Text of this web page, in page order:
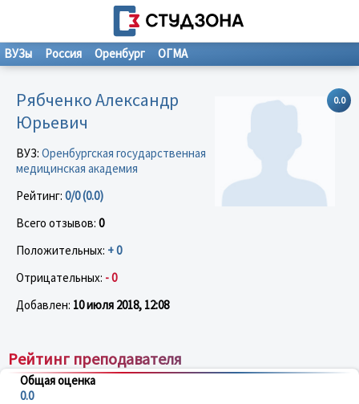
ВУЗы Россия Оренбург ОГМА
0.0
Рябченко Александр
Юрьевич
ВУЗ: Оренбургская государственная
медицинская академия
Рейтинг: 0/0 (0.0)
Всего отзывов: 0
Положительных: + 0
Отрицательных: - 0
Добавлен: 10 июля 2018, 12:08
Рейтинг преподавателя
Общая оценка
0.0